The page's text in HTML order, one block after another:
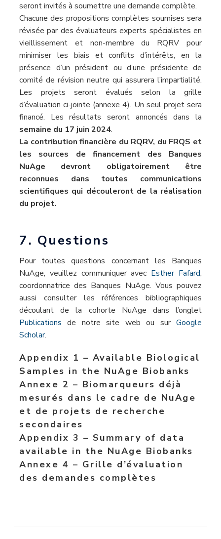
seront invités à soumettre une demande complète.
Chacune des propositions complètes soumises sera
révisée par des évaluateurs experts spécialistes en
vieillissement et non-membre du RQRV pour
minimiser les biais et conflits d’intérêts, en la
présence d’un président ou d’une présidente de
comité de révision neutre qui assurera l’impartialité.
Les projets seront évalués selon la grille
d’évaluation ci-jointe (annexe 4). Un seul projet sera
financé. Les résultats seront annoncés dans la
semaine du 17 juin 2024.
La contribution financière du RQRV, du FRQS et
les sources de financement des Banques
NuAge devront obligatoirement être
reconnues dans toutes communications
scientifiques qui découleront de la réalisation
du projet.
7. Questions
Pour toutes questions concernant les Banques
NuAge, veuillez communiquer avec Esther Fafard,
coordonnatrice des Banques NuAge. Vous pouvez
aussi consulter les références bibliographiques
découlant de la cohorte NuAge dans l’onglet
Publications de notre site web ou sur Google
Scholar.
Appendix 1 – Available Biological
Samples in the NuAge Biobanks
Annexe 2 – Biomarqueurs déjà
mesurés dans le cadre de NuAge
et de projets de recherche
secondaires
Appendix 3 – Summary of data
available in the NuAge Biobanks
Annexe 4 – Grille d’évaluation
des demandes complètes